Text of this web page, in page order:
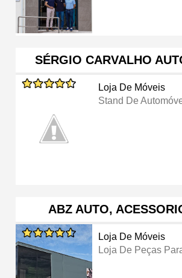
SÉRGIO CARVALHO
Loja De Móveis
Stand De
ABZ AUTO,
Loja De Móveis
Loja De Peças